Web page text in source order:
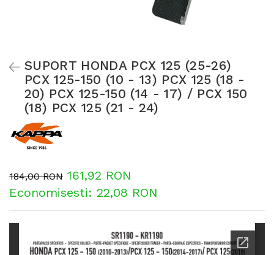
SUPORT HONDA PCX 125 (25-26)
PCX 125-150 (10 - 13) PCX 125 (18 -
20) PCX 125-150 (14 - 17) / PCX 150
(18) PCX 125 (21 - 24)
184,00 RON 161,92 RON
Economisesti: 22,08 RON